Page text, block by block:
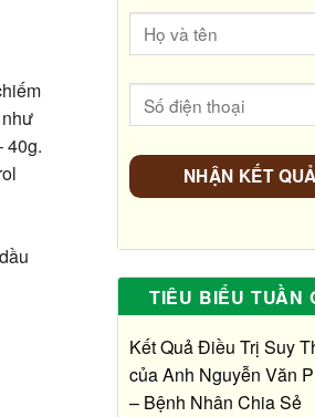
40g.
TIÊU BIỂU TUẦN
Kết Quả Điều Trị Suy
của Anh Nguyễn Văn
– Bệnh Nhân Chia Sẻ